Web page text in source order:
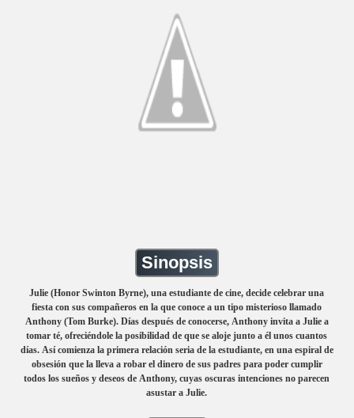
Sinopsis
Julie (Honor Swinton Byrne), una estudiante de cine, decide celebrar una
fiesta con sus compañeros en la que conoce a un tipo misterioso llamado
Anthony (Tom Burke). Días después de conocerse, Anthony invita a Julie a
tomar té, ofreciéndole la posibilidad de que se aloje junto a él unos cuantos
días. Así comienza la primera relación seria de la estudiante, en una espiral de
obsesión que la lleva a robar el dinero de sus padres para poder cumplir
todos los sueños y deseos de Anthony, cuyas oscuras intenciones no parecen
asustar a Julie.